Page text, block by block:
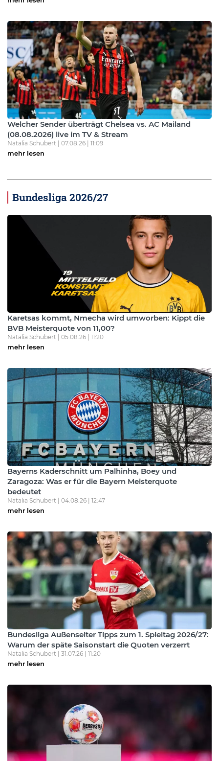
Welcher Sender überträgt Chelsea vs. AC Mailand
(08.08.2026) live im TV & Stream
Natalia Schubert | 07.08.26 | 11:09
mehr lesen
Bundesliga 2026/27
Karetsas kommt, Nmecha wird umworben: Kippt die
BVB Meisterquote von 11,00?
Natalia Schubert | 05.08.26 | 11:20
mehr lesen
Bayerns Kaderschnitt um Palhinha, Boey und
Zaragoza: Was er für die Bayern Meisterquote
bedeutet
Natalia Schubert | 04.08.26 | 12:47
mehr lesen
Bundesliga Außenseiter Tipps zum 1. Spieltag 2026/27:
Warum der späte Saisonstart die Quoten verzerrt
Natalia Schubert | 31.07.26 | 11:20
mehr lesen